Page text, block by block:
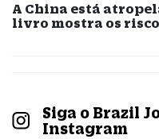
A China está
livro mostra os
Siga o Brazil
Instagram